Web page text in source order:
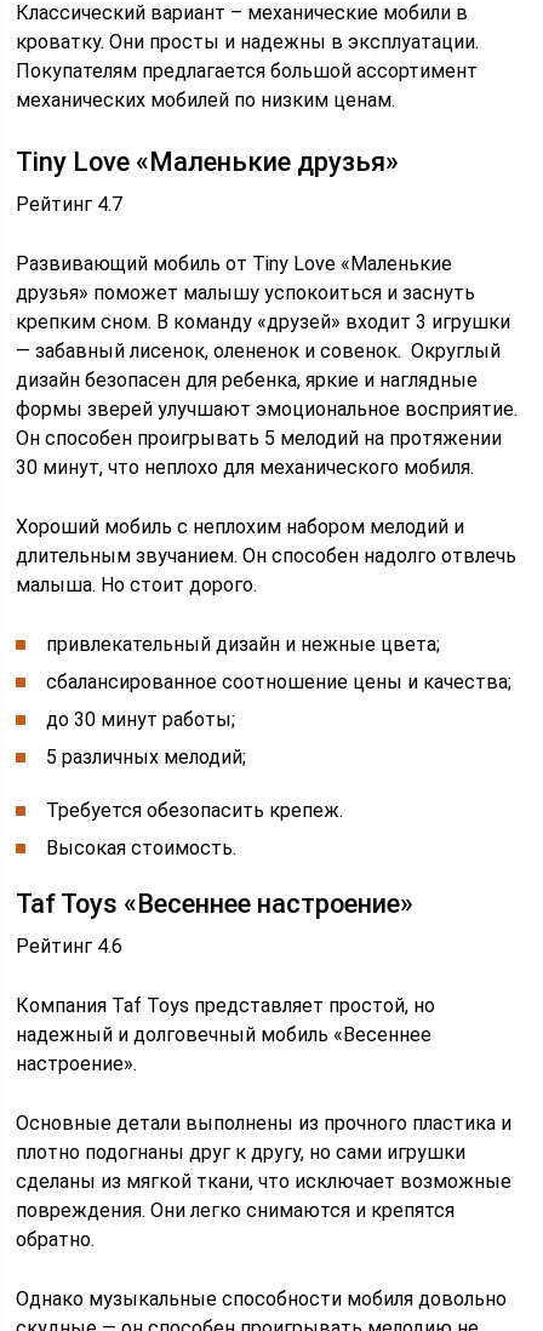
Классический вариант – механические мобили в
кроватку. Они просты и надежны в эксплуатации.
Покупателям предлагается большой ассортимент
механических мобилей по низким ценам.
Tiny Love «Маленькие друзья»
Рейтинг 4.7
Развивающий мобиль от Tiny Love «Маленькие
друзья» поможет малышу успокоиться и заснуть
крепким сном. В команду «друзей» входит 3 игрушки
— забавный лисенок, олененок и совенок. Округлый
дизайн безопасен для ребенка, яркие и наглядные
формы зверей улучшают эмоциональное восприятие.
Он способен проигрывать 5 мелодий на протяжении
30 минут, что неплохо для механического мобиля.
Хороший мобиль с неплохим набором мелодий и
длительным звучанием. Он способен надолго отвлечь
малыша. Но стоит дорого.
привлекательный дизайн и нежные цвета;
сбалансированное соотношение цены и качества;
до 30 минут работы;
5 различных мелодий;
Требуется обезопасить крепеж.
Высокая стоимость.
Taf Toys «Весеннее настроение»
Рейтинг 4.6
Компания Taf Toys представляет простой, но
надежный и долговечный мобиль «Весеннее
настроение».
Основные детали выполнены из прочного пластика и
плотно подогнаны друг к другу, но сами игрушки
сделаны из мягкой ткани, что исключает возможные
повреждения. Они легко снимаются и крепятся
обратно.
Однако музыкальные способности мобиля довольно